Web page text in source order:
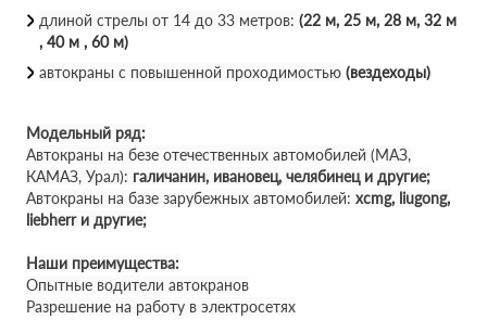
длиной стрелы от 14 до 33 метров: (22 м, 25 м, 28 м, 32 м
, 40 м , 60 м)
автокраны с повышенной проходимостью (вездеходы)
Модельный ряд:
Автокраны на безе отечественных автомобилей (МАЗ,
КАМАЗ, Урал): галичанин, ивановец, челябинец и другие;
Автокраны на базе зарубежных автомобилей: xcmg, liugong,
liebherr и другие;
Наши преимущества:
Опытные водители автокранов
Разрешение на работу в электросетях